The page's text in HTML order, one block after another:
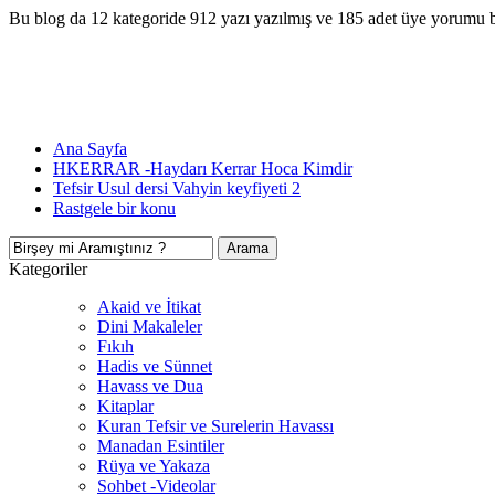
Bu blog da 12 kategoride 912 yazı yazılmış ve 185 adet üye yorumu
Ana Sayfa
HKERRAR -Haydarı Kerrar Hoca Kimdir
Tefsir Usul dersi Vahyin keyfiyeti 2
Rastgele bir konu
Kategoriler
Akaid ve İtikat
Dini Makaleler
Fıkıh
Hadis ve Sünnet
Havass ve Dua
Kitaplar
Kuran Tefsir ve Surelerin Havassı
Manadan Esintiler
Rüya ve Yakaza
Sohbet -Videolar